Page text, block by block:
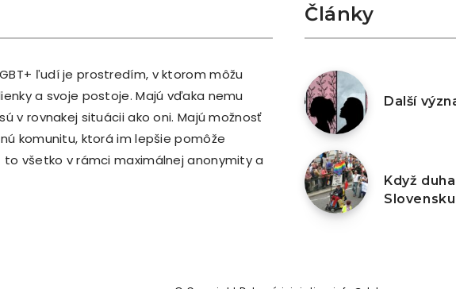
ľudí je prostredím, v ktorom môžu
a svoje postoje. Majú vďaka nemu
v rovnakej situácii ako oni. Majú možnosť
komunitu, ktorá im lepšie pomôže
všetko v rámci maximálnej anonymity a
Články
Další
Když